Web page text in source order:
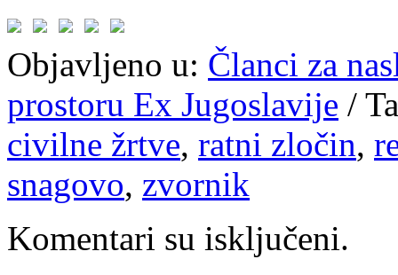
Objavljeno u: Članci za
prostoru Ex Jugoslavije /
civilne žrtve, ratni zločin,
snagovo, zvornik
Komentari su isključeni.